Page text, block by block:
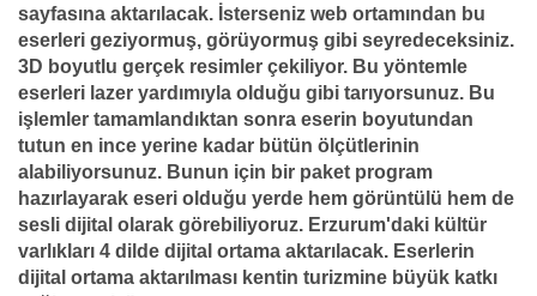
sayfasına aktarılacak. İsterseniz web ortamından bu
eserleri geziyormuş, görüyormuş gibi seyredeceksiniz.
3D boyutlu gerçek resimler çekiliyor. Bu yöntemle
eserleri lazer yardımıyla olduğu gibi tarıyorsunuz. Bu
işlemler tamamlandıktan sonra eserin boyutundan
tutun en ince yerine kadar bütün ölçütlerinin
alabiliyorsunuz. Bunun için bir paket program
hazırlayarak eseri olduğu yerde hem görüntülü hem de
sesli dijital olarak görebiliyoruz. Erzurum'daki kültür
varlıkları 4 dilde dijital ortama aktarılacak. Eserlerin
dijital ortama aktarılması kentin turizmine büyük katkı